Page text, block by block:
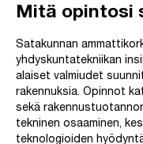
Mitä opintosi
Satakunnan
yhdyskuntatekniikan
alaiset valmiudet
rakennuksia. Opinnot
sekä
tekninen osaaminen,
teknologioiden